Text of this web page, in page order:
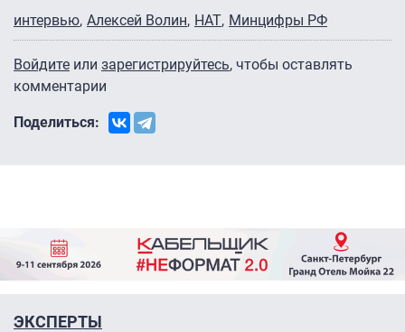
интервью Алексей Волин НАТ Минцифры РФ
Войдите или зарегистрируйтесь, чтобы оставлять
комментарии
Поделиться:
ЭКСПЕРТЫ